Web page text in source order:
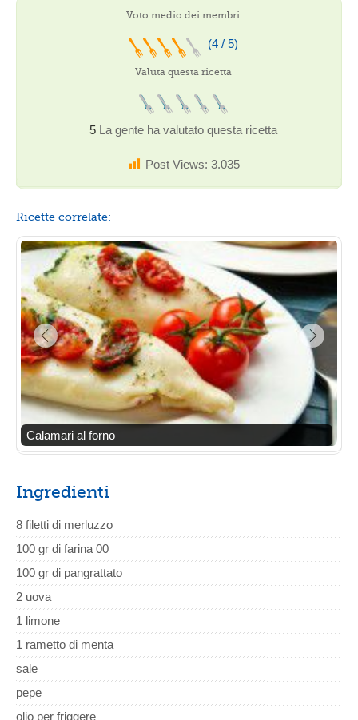
Voto medio dei membri
(4 / 5)
Valuta questa ricetta
5 La gente ha valutato questa ricetta
Post Views: 3.035
Ricette correlate:
Calamari al forno
Ingredienti
8 filetti di merluzzo
100 gr di farina 00
100 gr di pangrattato
2 uova
1 limone
1 rametto di menta
sale
pepe
olio per friggere